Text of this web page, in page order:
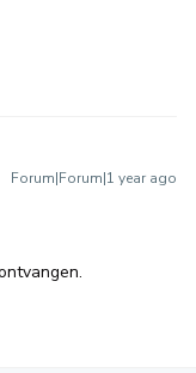
Forum|Forum|1 year ago